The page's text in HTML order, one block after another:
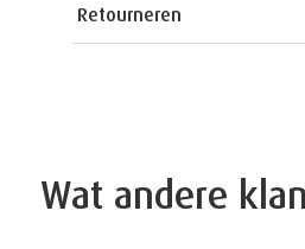
Retourneren
Wat andere